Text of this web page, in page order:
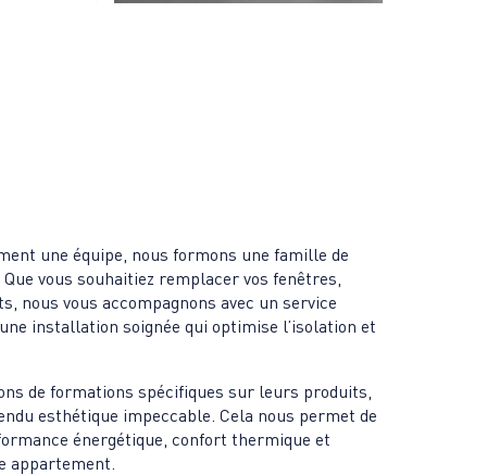
une équipe, nous formons une famille de
vous souhaitiez remplacer vos fenêtres,
nous vous accompagnons avec un service
installation soignée qui optimise l’isolation et
de formations spécifiques sur leurs produits,
esthétique impeccable. Cela nous permet de
énergétique, confort thermique et
appartement.